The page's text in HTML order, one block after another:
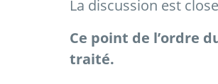
La discussion est
Ce point de l’ordre
traité.